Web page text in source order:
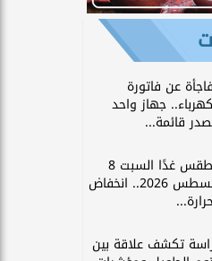
عن فاتورة
جهاز واحد
قائمة...
الطقس غدًا السبت 8
أغسطس 2026.. انخفاض
تكشف علاقة بين